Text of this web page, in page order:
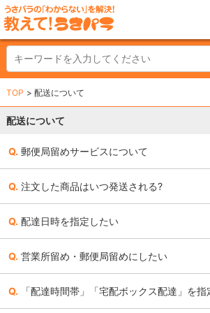
TOP 配送について
配送について
郵便局留めサービスについて
注文した商品はいつ発送される?
配達日時を指定したい
営業所留め・郵便局留めにしたい
「配達時間帯」「宅配ボックス配達」を指